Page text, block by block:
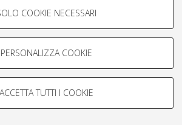
per analizzare le caratteristiche della
creare profili in base al loro comportamento
NECESSARI
COOKIE NECESSARI
PERSONALIZZA COOKIE
ACCETTA TUTTI I COOKIE
privacy
- Università di Bologna, 2007-2026.